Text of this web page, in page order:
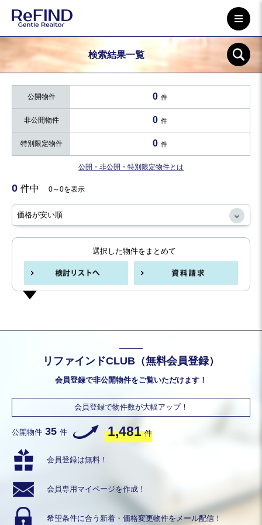
検索結果一覧
公開物件 0 件
非公開物件 0 件
特別限定物件 0 件
公開・非公開・特別限定物件とは
0 件中 0～0を表示
選択した物件をまとめて
リファインドCLUB（無料会員登録）
会員登録で非公開物件をご覧いただけます！
会員登録で物件数が大幅アップ！
公開物件 35 件 1,481 件
会員登録は無料！
会員専用 マイページを作成！
希望条件に合う 新着・価格変更物件をメール配信！